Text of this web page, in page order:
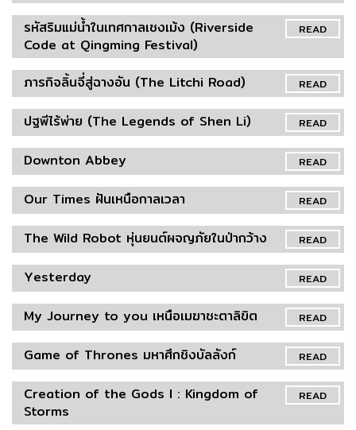
READ
รหัสริมแม่น้ำในเทศกาลเชงเม้ง (Riverside
Code at Qingming Festival)
READ
ภารกิจลิ้นจี่สู่ฉางอัน (The Litchi Road)
READ
ปฐพีไร้พ่าย (The Legends of Shen Li)
READ
Downton Abbey
READ
Our Times ฝันเหนือกาลเวลา
READ
The Wild Robot หุ่นยนต์ผจญภัยในป่ากว้าง
READ
Yesterday
READ
My Journey to you เหนือเมฆาชะตาลิขิต
READ
Game of Thrones มหาศึกชิงบัลลังก์
READ
Creation of the Gods I : Kingdom of
Storms